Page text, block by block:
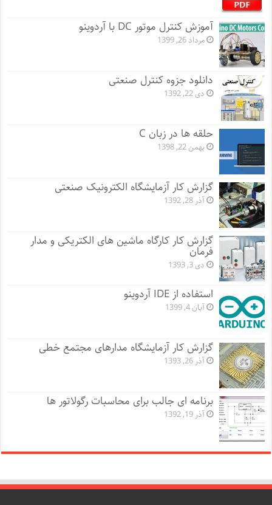
آموزش کنترل موتور DC با آردوینو
مرداد 26, 1399
دانلود جزوه کنترل صنعتی
دی 22, 1392
حلقه ها در زبان C
بهمن 22, 1398
گزارش کار آزمایشگاه الکترونیک صنعتی
آذر 28, 1392
گزارش کار کارگاه ماشین های الکتریکی و مدار
فرمان
دی 3, 1393
استفاده از IDE آردوینو
آبان 4, 1399
گزارش کار آزمایشگاه مدارهای مجتمع خطی
آذر 26, 1393
برنامه ای جالب برای محاسبات رگولاتور ها
آذر 19, 1392